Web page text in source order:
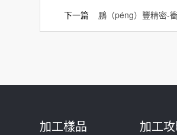
下一篇鵬（péng）豐精密-
加工樣品 加工